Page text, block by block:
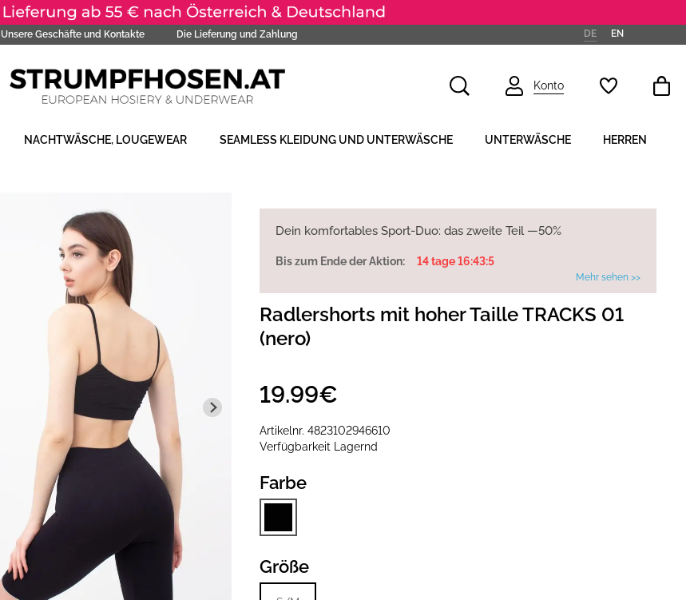
Unsere Geschäfte und Kontakte Die Lieferung und Zahlung DE EN
Konto
NACHTWÄSCHE, LOUGEWEAR SEAMLESS KLEIDUNG UND UNTERWÄSCHE UNTERWÄSCHE HERREN
Dein komfortables Sport-Duo: das zweite Teil —50%
Bis zum Ende der Aktion: 14 tage 16:43:4
Mehr sehen >>
Radlershorts mit hoher Taille TRACKS 01
(nero)
Artikelnr.4823102946610
Verfügbarkeit
Lagernd
19.99€
Farbe
Größe